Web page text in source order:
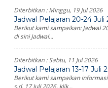
Diterbitkan :Minggu, 19 Jul 2026
Jadwal Pelajaran 20-24 Juli
Berikut kami sampaikan: Jadwal
di sini Jadwal...
Diterbitkan :Sabtu, 11 Jul 2026
Jadwal Pelajaran 13-17 Juli
Berikut kami sampaikan
s.d. 17 Juli 2026, klik...